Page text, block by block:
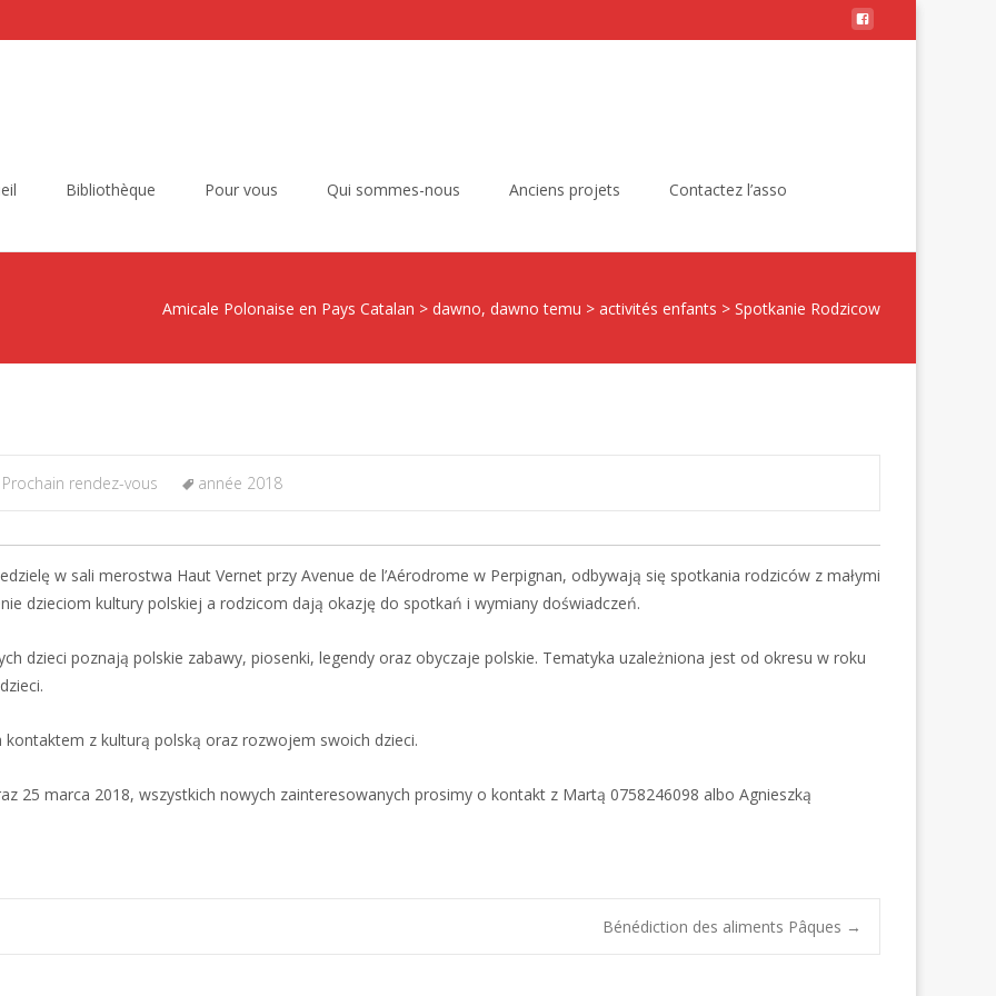
Bibliothèque Pour vous Qui sommes-nous Anciens projets Contactez l’asso
Amicale Polonaise en Pays Catalan > dawno, dawno temu > activités enfants > Spotkanie Rodzicow
Prochain rendez-vous année 2018
w sali merostwa Haut Vernet przy Avenue de l’Aérodrome w Perpignan, odbywają się spotkania rodziców z małymi
dzieciom kultury polskiej a rodzicom dają okazję do spotkań i wymiany doświadczeń.
dzieci poznają polskie zabawy, piosenki, legendy oraz obyczaje polskie. Tematyka uzależniona jest od okresu w roku
z kulturą polską oraz rozwojem swoich dzieci.
25 marca 2018, wszystkich nowych zainteresowanych prosimy o kontakt z Martą 0758246098 albo Agnieszką
Bénédiction des aliments Pâques →